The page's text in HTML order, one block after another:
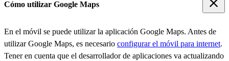
Cómo utilizar Google Maps
En el móvil se puede utilizar la aplicación Google Maps. Antes de
utilizar Google Maps, es necesario configurar el móvil para internet.
Tener en cuenta que el desarrollador de aplicaciones va actualizando